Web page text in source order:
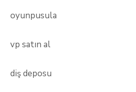
oyunpusula
vp satın al
diş deposu